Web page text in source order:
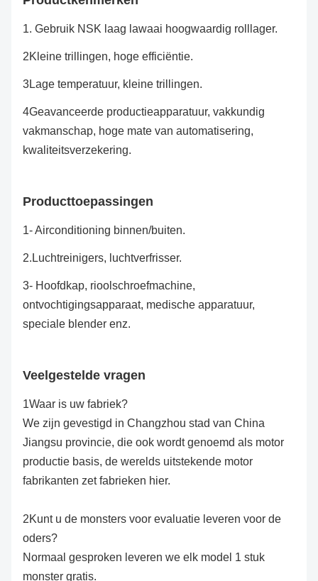
1. Gebruik NSK laag lawaai hoogwaardig rolllager.
2Kleine trillingen, hoge efficiëntie.
3Lage temperatuur, kleine trillingen.
4Geavanceerde productieapparatuur, vakkundig
vakmanschap, hoge mate van automatisering,
kwaliteitsverzekering.
Producttoepassingen
1- Airconditioning binnen/buiten.
2. Luchtreinigers, luchtverfrisser.
3- Hoofdkap, rioolschroefmachine,
ontvochtigingsapparaat, medische apparatuur,
speciale blender enz.
Veelgestelde vragen
1Waar is uw fabriek?
We zijn gevestigd in Changzhou stad van China
Jiangsu provincie, die ook wordt genoemd als motor
productie basis, de werelds uitstekende motor
fabrikanten zet fabrieken hier.
2Kunt u de monsters voor evaluatie leveren voor de
oders?
Normaal gesproken leveren we elk model 1 stuk
monster gratis.